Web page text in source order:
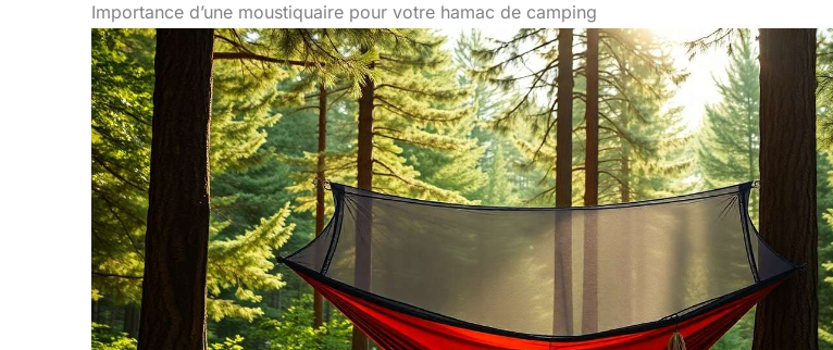
Importance d’une moustiquaire pour votre hamac de camping